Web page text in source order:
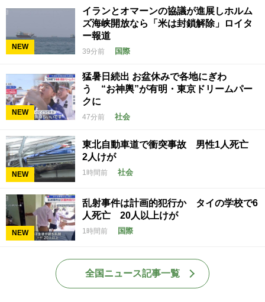
NEW
イランとオマーンの協議が進展しホルム
ズ海峡開放なら「米は封鎖解除」ロイタ
ー報道
39分前 国際
NEW
猛暑日続出 お盆休みで各地にぎわ
う “お神輿”が有明・東京ドリームパー
クに
47分前 社会
NEW
東北自動車道で衝突事故 男性1人死亡
2人けが
1時間前 社会
NEW
乱射事件は計画的犯行か タイの学校で6
人死亡 20人以上けが
1時間前 国際
全国ニュース記事一覧